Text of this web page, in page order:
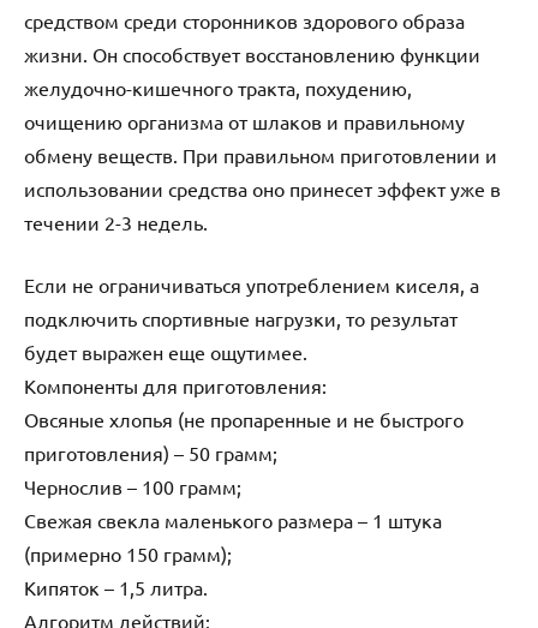
средством среди сторонников здорового образа
жизни. Он способствует восстановлению функции
желудочно-кишечного тракта, похудению,
очищению организма от шлаков и правильному
обмену веществ. При правильном приготовлении и
использовании средства оно принесет эффект уже в
течении 2-3 недель.
Если не ограничиваться употреблением киселя, а
подключить спортивные нагрузки, то результат
будет выражен еще ощутимее.
Компоненты для приготовления:
Овсяные хлопья (не пропаренные и не быстрого
приготовления) – 50 грамм;
Чернослив – 100 грамм;
Свежая свекла маленького размера – 1 штука
(примерно 150 грамм);
Кипяток – 1,5 литра.
Алгоритм действий: